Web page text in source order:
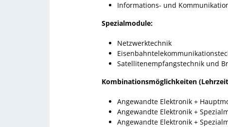
Informations- und
Spezialmodule:
Netzwerktechnik
Satellitenempfangstechnik und
Kombinationsmöglichkeiten
Angewandte Elektronik +
Angewandte Elektronik +
Angewandte Elektronik +